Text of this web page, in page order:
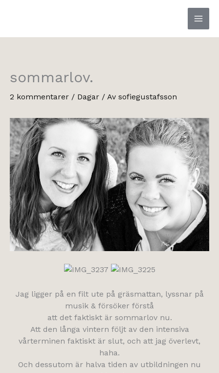
sommarlov.
2 kommentarer / Dagar / Av sofiegustafsson
Jag ligger på en filt ute på gräsmattan, lyssnar på
musik & försöker förstå
att det faktiskt är sommarlov nu.
Att den långa vintern följt av den intensiva
vårterminen faktiskt är slut, och att jag överlevt,
haha.
Och dessutom är halva tiden av utbildningen nu